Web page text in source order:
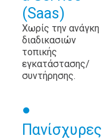
(Saas)
Χωρίς την ανάγκη
διαδικασιών
τοπικής
εγκατάστασης/
συντήρησης.
Πανίσχυρες